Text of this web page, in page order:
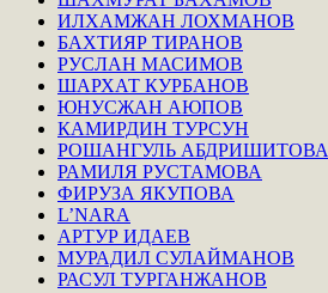
ИЛХАМЖАН ЛОХМАНОВ
БАХТИЯР ТИРАНОВ
РУСЛАН МАСИМОВ
ШАРХАТ КУРБАНОВ
ЮНУСЖАН АЮПОВ
КАМИРДИН ТУРСУН
РОШАНГУЛЬ АБДРИШИТОВА
РАМИЛЯ РУСТАМОВА
ФИРУЗА ЯКУПОВА
L’NARA
АРТУР ИДАЕВ
МУРАДИЛ СУЛАЙМАНОВ
РАСУЛ ТУРГАНЖАНОВ